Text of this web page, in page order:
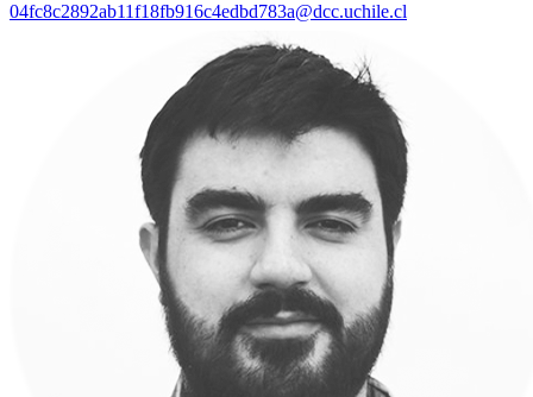
04fc8c2892ab11f18fb916c4edbd783a@dcc.uchile.cl